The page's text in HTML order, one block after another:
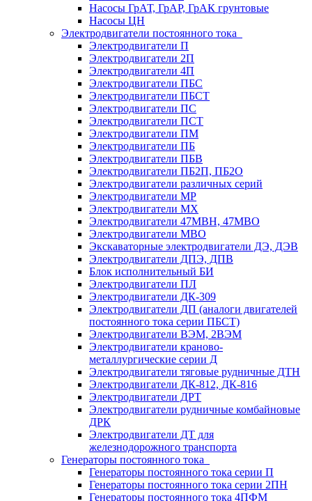
Насосы ГрАТ, ГрАР, ГрАК грунтовые
Насосы ЦН
Электродвигатели постоянного тока
Электродвигатели П
Электродвигатели 2П
Электродвигатели 4П
Электродвигатели ПБС
Электродвигатели ПБСТ
Электродвигатели ПС
Электродвигатели ПСТ
Электродвигатели ПМ
Электродвигатели ПБ
Электродвигатели ПБВ
Электродвигатели ПБ2П, ПБ2О
Электродвигатели различных серий
Электродвигатели МР
Электродвигатели MX
Электродвигатели 47MBH, 47МВО
Электродвигатели MBO
Экскаваторные электродвигатели ДЭ, ДЭВ
Электродвигатели ДПЭ, ДПВ
Блок исполнительный БИ
Электродвигатели ПЛ
Электродвигатели ДК-309
Электродвигатели ДП (аналоги двигателей
постоянного тока серии ПБСТ)
Электродвигатели ВЭМ, 2ВЭМ
Электродвигатели краново-
металлургические серии Д
Электродвигатели тяговые рудничные ДТН
Электродвигатели ДК-812, ДК-816
Электродвигатели ДРТ
Электродвигатели рудничные комбайновые
ДРК
Электродвигатели ДТ для
железнодорожного транспорта
Генераторы постоянного тока
Генераторы постоянного тока серии П
Генераторы постоянного тока серии 2ПН
Генераторы постоянного тока 4ПФМ